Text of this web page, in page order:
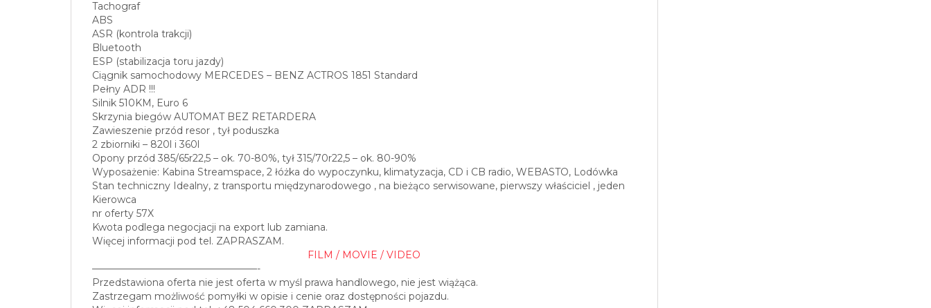
Tachograf
ABS
ASR (kontrola trakcji)
Bluetooth
ESP (stabilizacja toru jazdy)
Ciągnik samochodowy MERCEDES – BENZ ACTROS 1851 Standard
Pełny ADR !!!
Silnik 510KM, Euro 6
Skrzynia biegów AUTOMAT BEZ RETARDERA
Zawieszenie przód resor , tył poduszka
2 zbiorniki – 820l i 360l
Opony przód 385/65r22,5 – ok. 70-80%, tył 315/70r22,5 – ok. 80-90%
Wyposażenie: Kabina Streamspace, 2 łóżka do wypoczynku, klimatyzacja, CD i CB radio, WEBASTO, Lodówka
Stan techniczny Idealny, z transportu międzynarodowego , na bieżąco serwisowane, pierwszy właściciel , jeden
Kierowca
nr oferty 57X
Kwota podlega negocjacji na export lub zamiana.
Więcej informacji pod tel. ZAPRASZAM.
FILM / MOVIE / VIDEO
—————————————————-
Przedstawiona oferta nie jest oferta w myśl prawa handlowego, nie jest wiążąca.
Zastrzegam możliwość pomyłki w opisie i cenie oraz dostępności pojazdu.